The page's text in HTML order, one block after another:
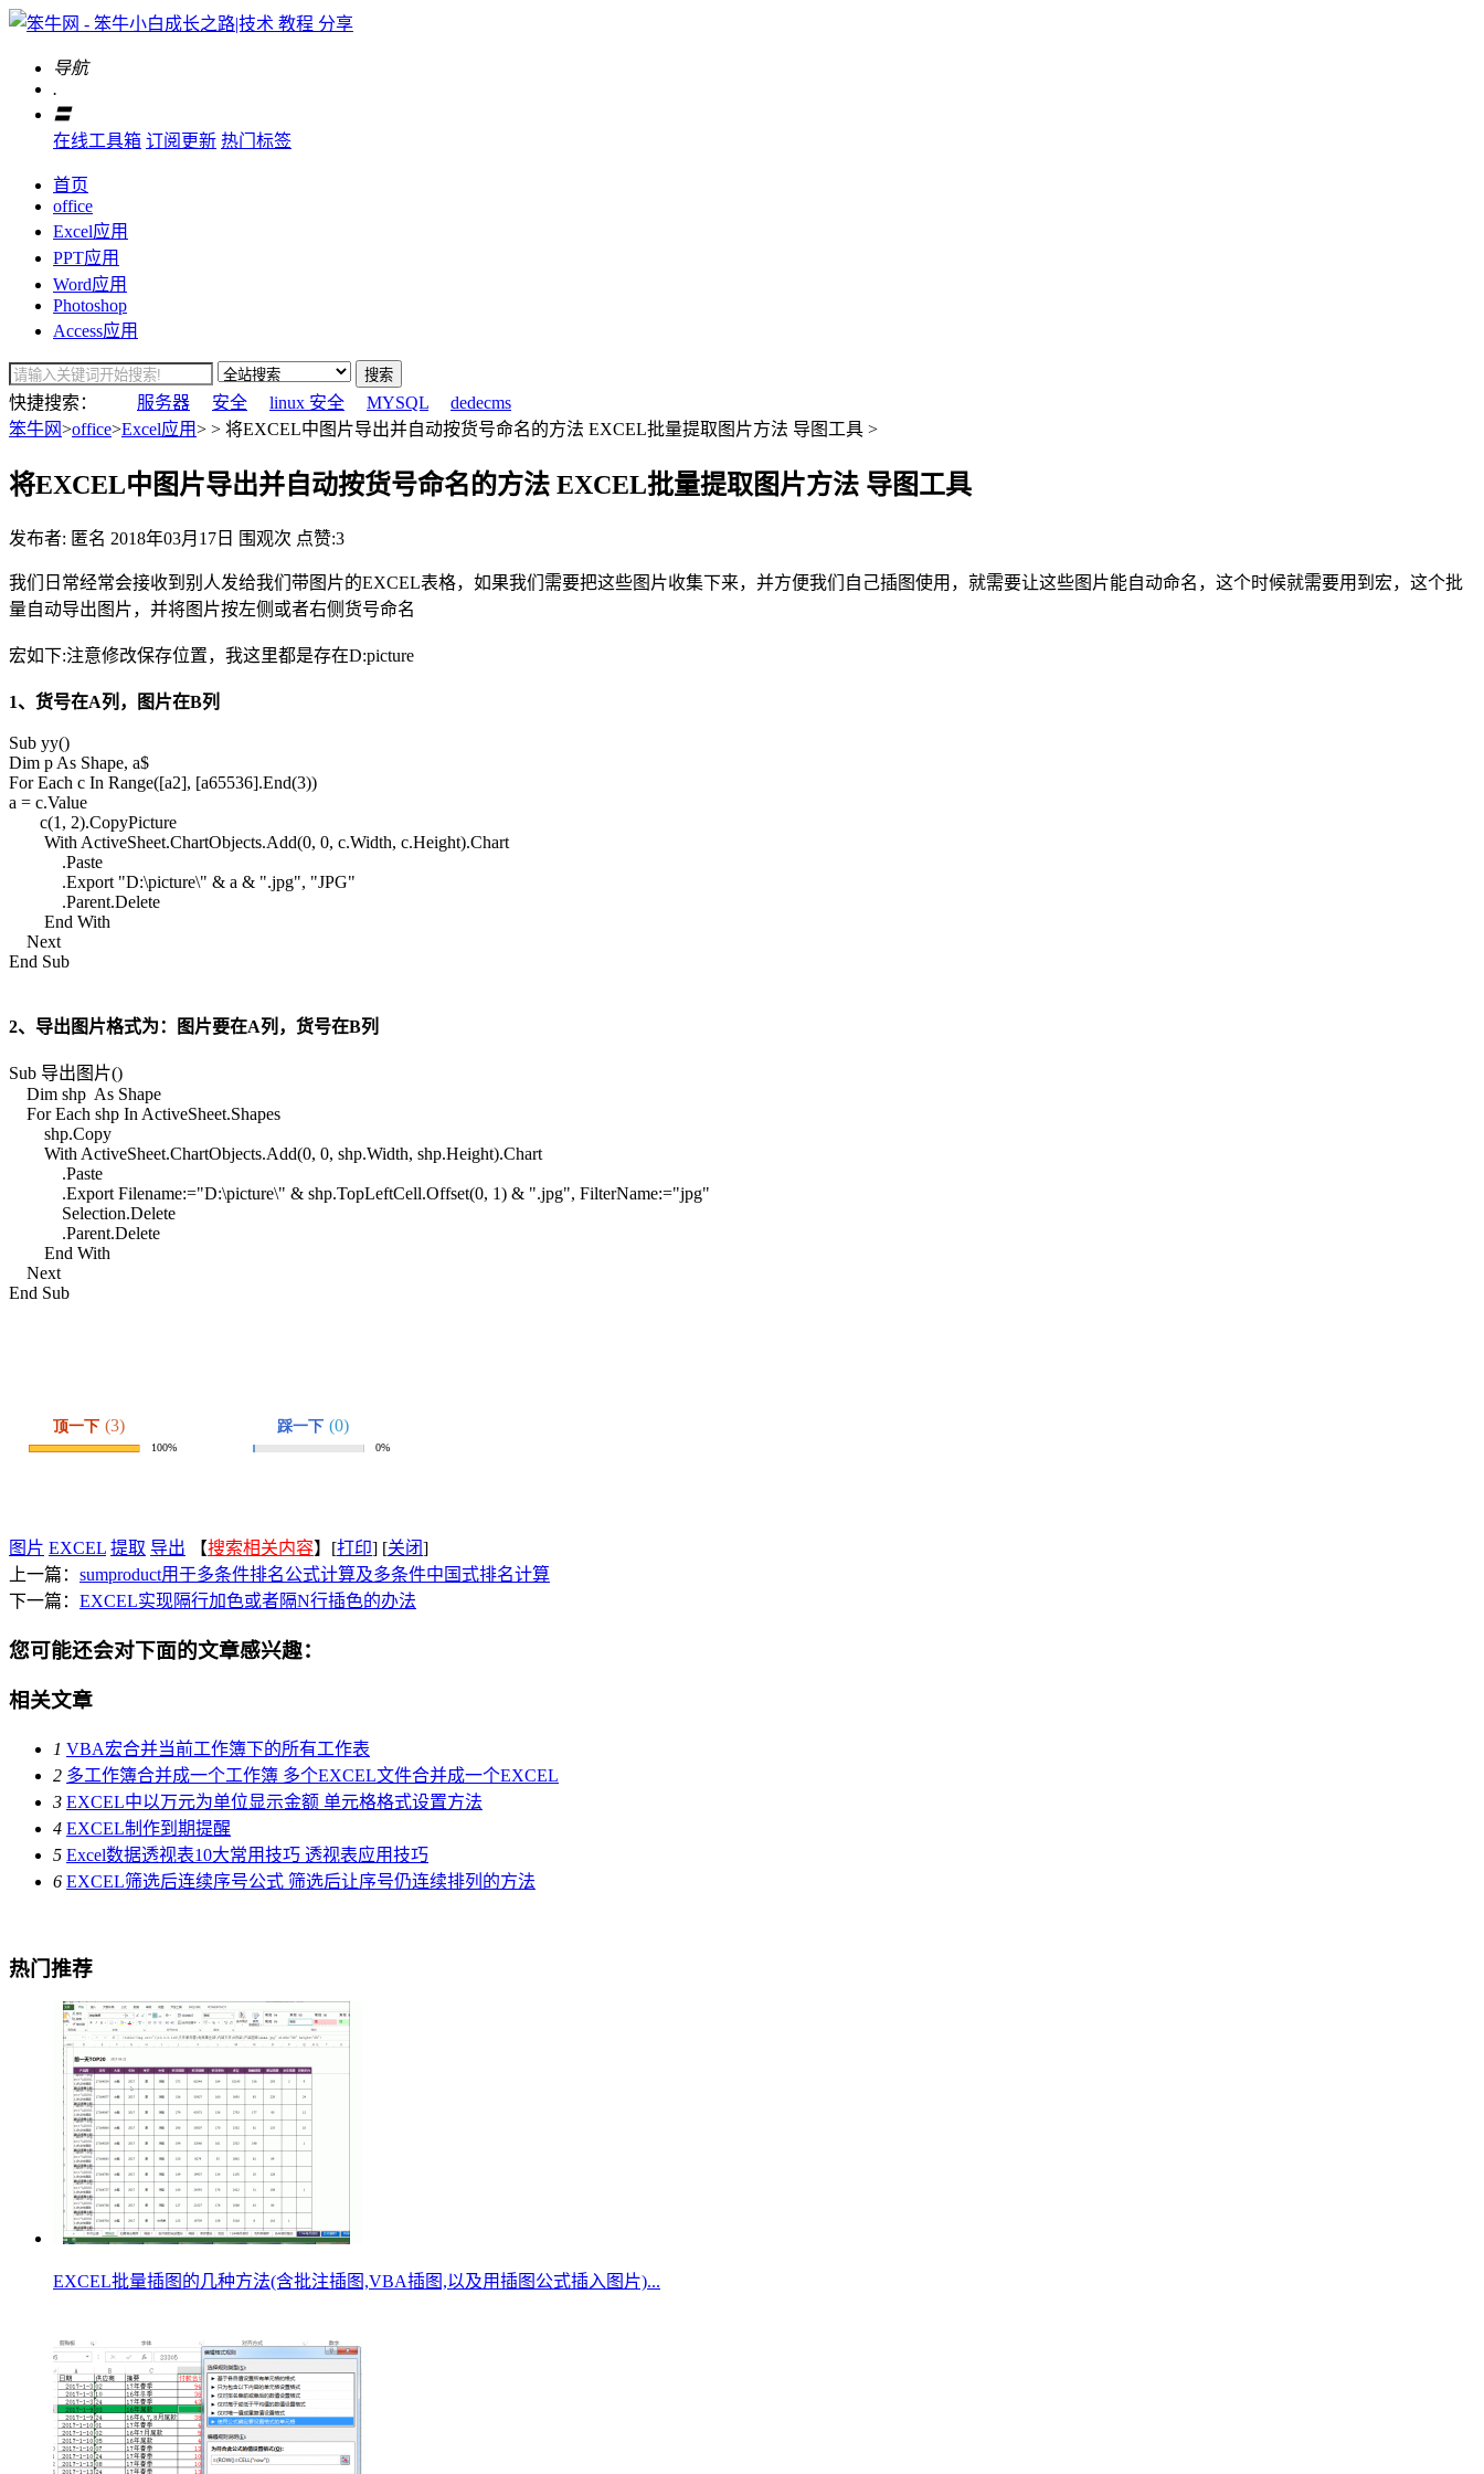
导航
.
〓
在线工具箱 订阅更新 热门标签
首页
office
Excel应用
PPT应用
Word应用
Photoshop
Access应用
搜索
快捷搜索： 服务器 安全 linux 安全 MYSQL
dedecms
笨牛网>office>Excel应用> > 将EXCEL中图片导出并自动按货号命名的方法 EXCEL批量提取图片方法 导图工具 >
将EXCEL中图片导出并自动按货号命名的方法 EXCEL批量提取图片方法 导图工具
发布者: 匿名 2018年03月17日 围观次 点赞:3
我们日常经常会接收到别人发给我们带图片的EXCEL表格，如果我们需要把这些图片收集下来，并方便我们自己插图使用，就需要让这些图片能自动命名，这个时候就需要用到宏，这个批
量自动导出图片，并将图片按左侧或者右侧货号命名
宏如下:注意修改保存位置，我这里都是存在D:picture
1、货号在A列，图片在B列
Sub yy()
Dim p As Shape, a$
For Each c In Range([a2], [a65536].End(3))
a = c.Value
c(1, 2).CopyPicture
With ActiveSheet.ChartObjects.Add(0, 0, c.Width, c.Height).Chart
.Paste
.Export "D:\picture\" & a & ".jpg", "JPG"
.Parent.Delete
End With
Next
End Sub
2、导出图片格式为：图片要在A列，货号在B列
Sub 导出图片()
Dim shp As Shape
For Each shp In ActiveSheet.Shapes
shp.Copy
With ActiveSheet.ChartObjects.Add(0, 0, shp.Width, shp.Height).Chart
.Paste
.Export Filename:="D:\picture\" & shp.TopLeftCell.Offset(0, 1) & ".jpg", FilterName:="jpg"
Selection.Delete
.Parent.Delete
End With
Next
End Sub
图片 EXCEL 提取 导出 【搜索相关内容】[打印] [关闭]
上一篇： sumproduct用于多条件排名公式计算及多条件中国式排名计算
下一篇： EXCEL实现隔行加色或者隔N行插色的办法
您可能还会对下面的文章感兴趣：
相关文章
1 VBA宏合并当前工作簿下的所有工作表
2 多工作簿合并成一个工作簿 多个EXCEL文件合并成一个EXCEL
3 EXCEL中以万元为单位显示金额 单元格格式设置方法
4 EXCEL制作到期提醒
5 Excel数据透视表10大常用技巧 透视表应用技巧
6 EXCEL筛选后连续序号公式 筛选后让序号仍连续排列的方法
热门推荐
EXCEL批量插图的几种方法(含批注插图,VBA插图,以及用插图公式插入图片)...